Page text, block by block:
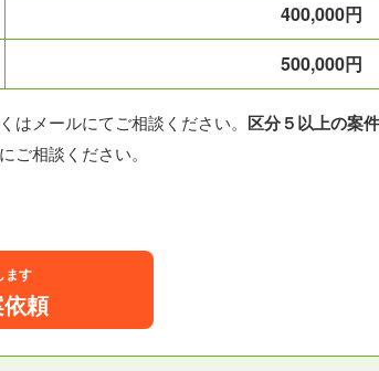
400,000円
500,000円
メールにてご相談ください。 区分５以上の案件
ご相談ください。
ます
頼